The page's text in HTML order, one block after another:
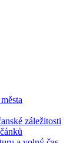
záležitosti